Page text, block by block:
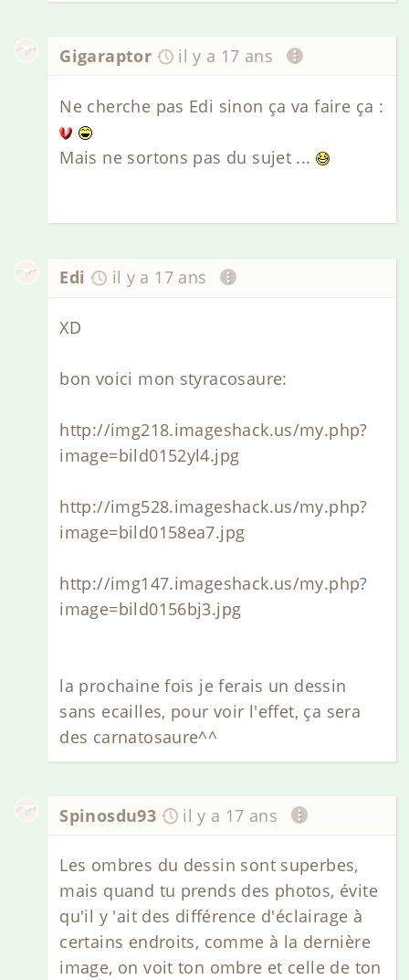
Gigaraptor il y a 17 ans
Ne cherche pas Edi sinon ça va faire ça :
Mais ne sortons pas du sujet ...
Edi il y a 17 ans
XD
bon voici mon styracosaure:
http://img218.imageshack.us/my.php?
image=bild0152yl4.jpg
http://img528.imageshack.us/my.php?
image=bild0158ea7.jpg
http://img147.imageshack.us/my.php?
image=bild0156bj3.jpg
la prochaine fois je ferais un dessin
sans ecailles, pour voir l'effet, ça sera
des carnatosaure^^
Spinosdu93 il y a 17 ans
Les ombres du dessin sont superbes,
mais quand tu prends des photos, évite
qu'il y 'ait des différence d'éclairage à
certains endroits, comme à la dernière
image, on voit ton ombre et celle de ton